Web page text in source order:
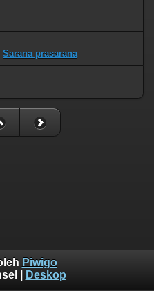
Sarana prasarana
Piwigo
Deskop